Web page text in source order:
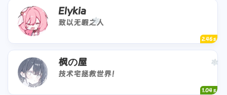
Elykia
致以无暇之人
2.46 s
枫の屋
技术宅拯救世界！
1.04 s